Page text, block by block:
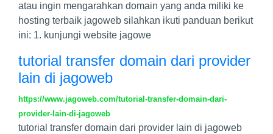
atau ingin mengarahkan domain yang anda miliki ke
hosting terbaik jagoweb silahkan ikuti panduan berikut
ini: 1. kunjungi website jagowe
tutorial transfer domain dari provider
lain di jagoweb
https://www.jagoweb.com/tutorial-transfer-domain-dari-
provider-lain-di-jagoweb
tutorial transfer domain dari provider lain di jagoweb